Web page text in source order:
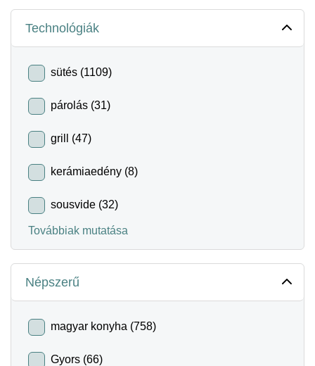
Technológiák
sütés (1109)
párolás (31)
grill (47)
kerámiaedény (8)
sousvide (32)
Továbbiak mutatása
Népszerű
magyar konyha (758)
Gyors (66)